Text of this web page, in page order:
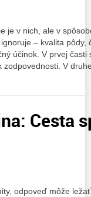
je v nich, ale v
– kvalita
účinok. V prvej
zodpovednosti. V
Cesta
odpoveď môže